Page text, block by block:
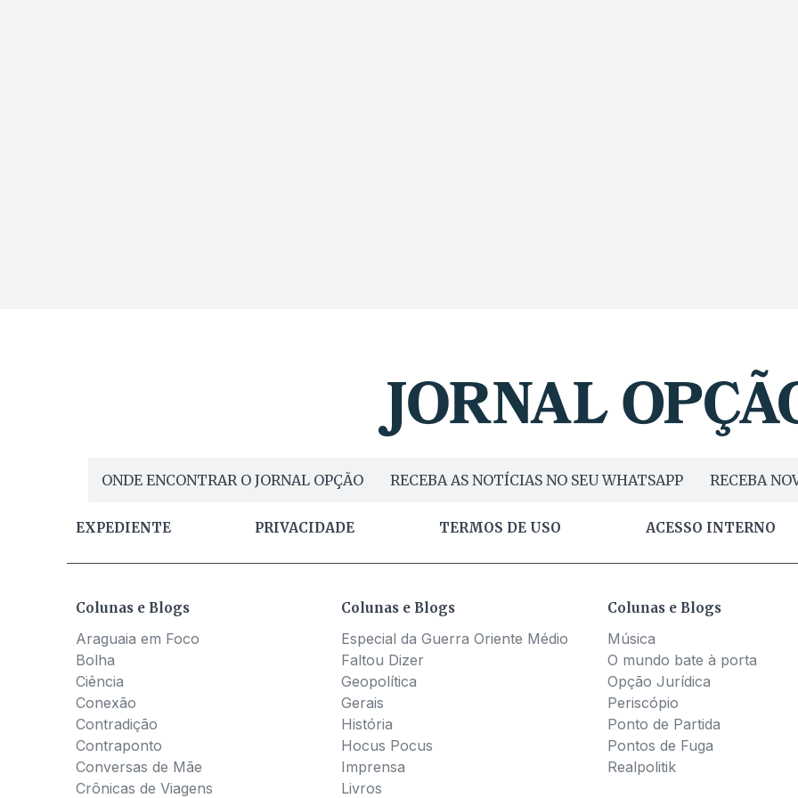
ONDE ENCONTRAR O JORNAL OPÇÃO RECEBA AS NOTÍCIAS NO SEU WHATSAPP RECEBA
EXPEDIENTE PRIVACIDADE TERMOS DE USO ACESSO INTERNO
Colunas e Blogs
Araguaia em Foco
Bolha
Ciência
Conexão
Contradição
Contraponto
Conversas de Mãe
Crônicas de Viagens
Colunas e Blogs
Especial da Guerra Oriente Médio
Faltou Dizer
Geopolítica
Gerais
História
Hocus Pocus
Imprensa
Livros
Colunas e Blogs
Música
O mundo bate à porta
Opção Jurídica
Periscópio
Ponto de Partida
Pontos de Fuga
Realpolitik